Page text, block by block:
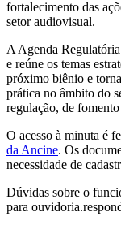
fortalecimento das
setor audiovisual.
A Agenda
e reúne os temas
próximo biênio e
prática no âmbito do
regulação, de
O acesso à minuta é
da Ancine. Os
necessidade de
Dúvidas sobre o
para